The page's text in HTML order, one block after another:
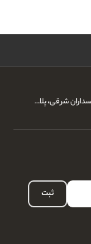
قم، جوادالائمه، پاسداران شرقی، پلاک 15 ، انتشارات نقش آذین
ثبت